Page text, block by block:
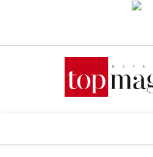
Verkaufsstellen